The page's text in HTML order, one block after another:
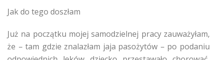
Jak do tego doszłam
Już na początku mojej samodzielnej pracy zauważyłam,
że – tam gdzie znalazłam jaja pasożytów – po podaniu